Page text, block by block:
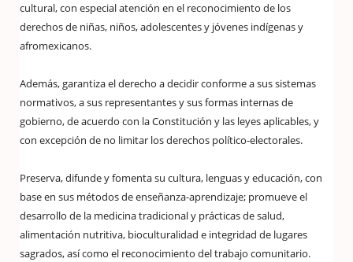
cultural, con especial atención en el reconocimiento de los
derechos de niñas, niños, adolescentes y jóvenes indígenas y
afromexicanos.
Además, garantiza el derecho a decidir conforme a sus sistemas
normativos, a sus representantes y sus formas internas de
gobierno, de acuerdo con la Constitución y las leyes aplicables, y
con excepción de no limitar los derechos político-electorales.
Preserva, difunde y fomenta su cultura, lenguas y educación, con
base en sus métodos de enseñanza-aprendizaje; promueve el
desarrollo de la medicina tradicionaly prácticas de salud,
alimentación nutritiva, bioculturalidad e integridad de lugares
sagrados, así como el reconocimiento del trabajo comunitario.